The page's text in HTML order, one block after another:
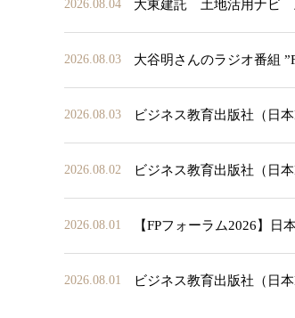
2026.08.04 大東建託 土地活用ナビ
2026.08.03 大谷明さんのラジオ番組
2026.08.03 ビジネス教育出版社（日
2026.08.02 ビジネス教育出版社（日
2026.08.01 【FPフォーラム2026】日
2026.08.01 ビジネス教育出版社（日